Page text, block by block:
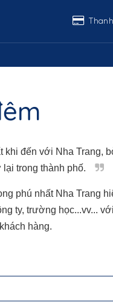
khi đến với Nha Trang,
trong thành phố.
phú nhất Nha Trang
ty, trường học...vv...
hàng.